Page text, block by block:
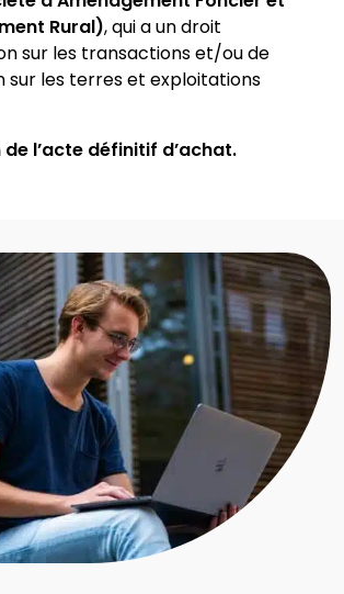
Rural), qui a un droit
sur les transactions et/ou de
sur les terres etexploitations
l’acte définitif d’achat.